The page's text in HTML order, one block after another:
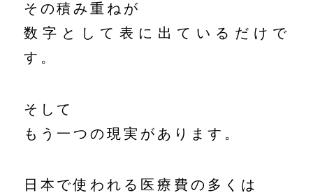
その積み重ねが
数字として表に出ているだけで
す。
そして
もう一つの現実があります。
日本で使われる医療費の多くは